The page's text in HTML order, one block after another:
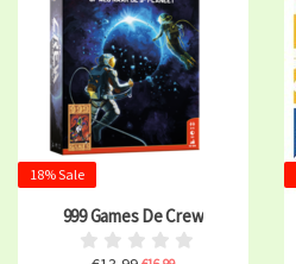
18% Sale
999 Games De Crew